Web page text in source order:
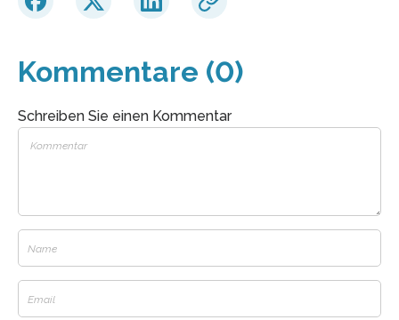
Kommentare (0)
Schreiben Sie einen Kommentar